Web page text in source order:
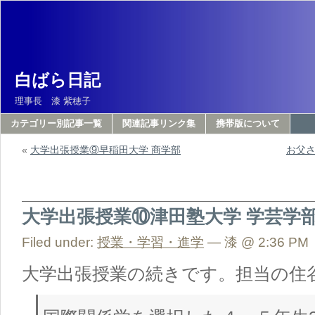
白ばら日記
理事長 漆 紫穂子
カテゴリー別記事一覧 関連記事リンク集 携帯版について
« 大学出張授業⑨早稲田大学 商学部 お父
大学出張授業⑩津田塾大学 学芸学
Filed under: 授業・学習・進学 — 漆 @ 2:36 PM
大学出張授業の続きです。担当の